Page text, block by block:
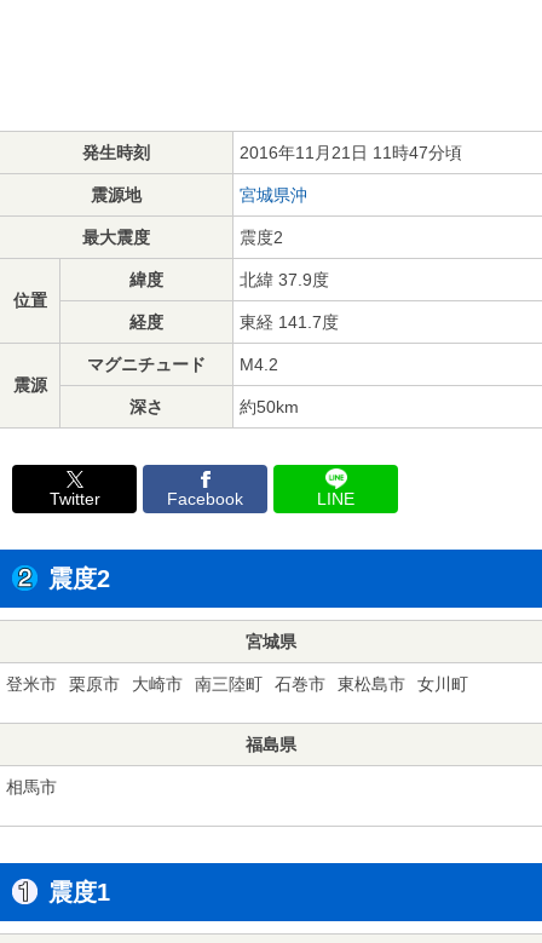
発生時刻 2016年11月21日 11時47分頃
震源地 宮城県沖
最大震度 震度2
位置
緯度 北緯 37.9度
経度 東経 141.7度
震源
マグニチュード M4.2
深さ 約50km
Twitter Facebook LINE
震度2
宮城県
登米市 栗原市 大崎市 南三陸町 石巻市 東松島市 女川町
福島県
相馬市
震度1